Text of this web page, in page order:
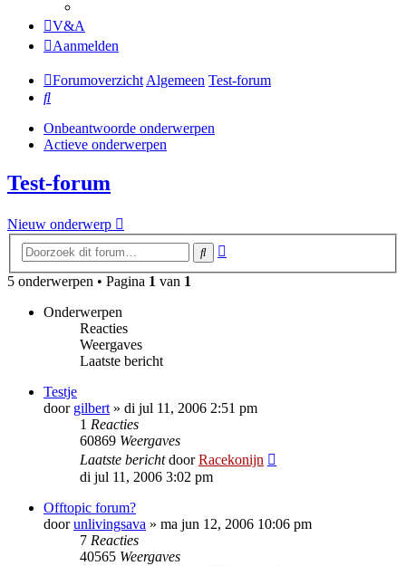
V&A
Aanmelden
ForumoverzichtAlgemeen Test-forum
Zoek
Onbeantwoorde onderwerpen
Actieve onderwerpen
Test-forum
Nieuw onderwerp
Zoek
5 onderwerpen • Pagina 1 van 1
Onderwerpen
Reacties
Weergaves
Laatste bericht
Testje
door gilbert » di jul 11, 2006 2:51 pm
1 Reacties
60869 Weergaves
Laatste berichtdoorRacekonijn
di jul 11, 2006 3:02 pm
Offtopic forum?
doorunlivingsava » ma jun 12, 2006 10:06 pm
7 Reacties
40565 Weergaves